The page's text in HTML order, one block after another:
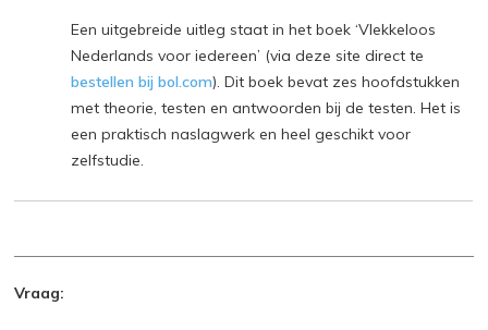
Een uitgebreide uitleg staat in het boek ‘Vlekkeloos
Nederlands voor iedereen’ (via deze site direct te
bestellen bij bol.com). Dit boek bevat zes hoofdstukken
met theorie, testen en antwoorden bij de testen. Het is
een praktisch naslagwerk en heel geschikt voor
zelfstudie.
Vraag: